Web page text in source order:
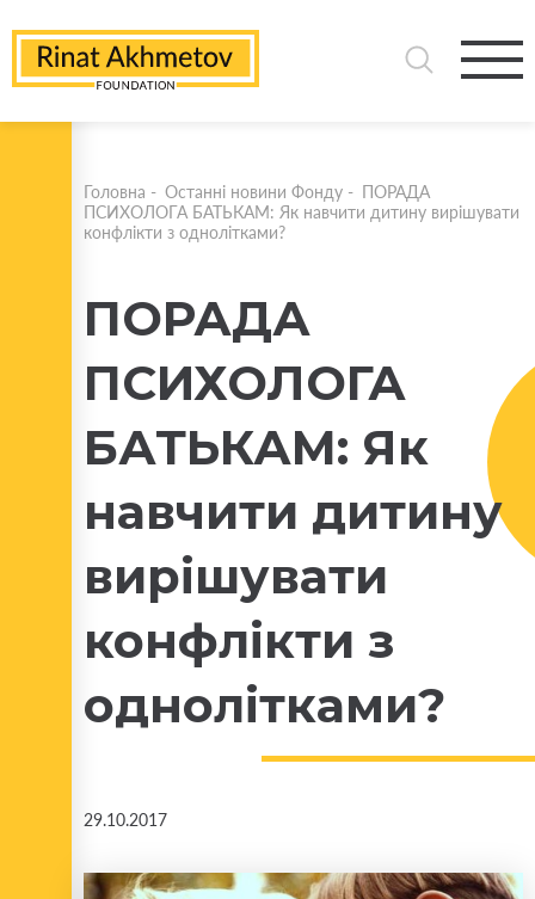
Головна - Останні новини Фонду - ПОРАДА
ПСИХОЛОГА БАТЬКАМ: Як навчити дитину вирішувати
конфлікти з однолітками?
ПОРАДА
ПСИХОЛОГА
БАТЬКАМ: Як
навчити дитину
вирішувати
конфлікти з
однолітками?
29.10.2017